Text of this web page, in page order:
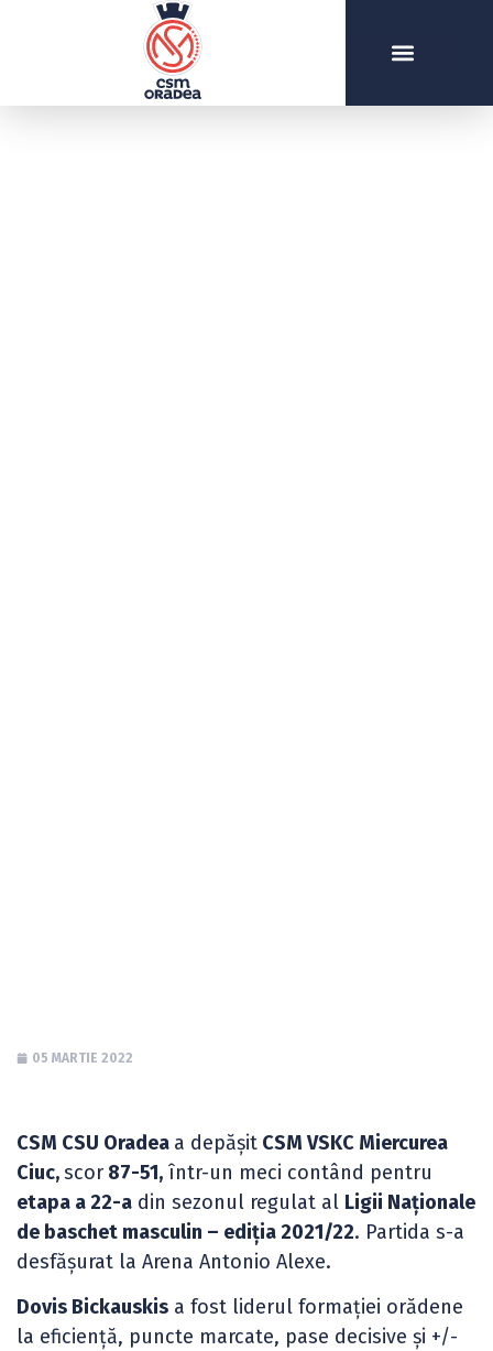
05 MARTIE 2022
CSM CSU Oradea a depășit CSM VSKC Miercurea
Ciuc,scor 87-51, într-un meci contând pentru
etapa a 22-a din sezonul regulat al Ligii Naționale
de baschet masculin – ediția 2021/22. Partida s-a
desfășurat la Arena Antonio Alexe.
Dovis Bickauskis a fost liderul formației orădene
la eficiență, puncte marcate, pase decisive și +/-